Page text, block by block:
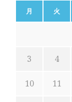
月 火
3 4
10 11